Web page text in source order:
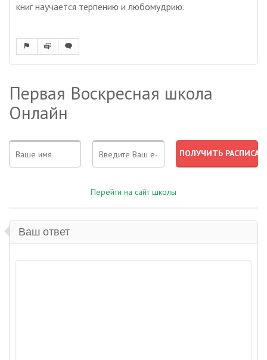
книг научается терпению и любомудрию.
Первая Воскресная школа
Онлайн
Перейти на сайт школы
Ваш ответ